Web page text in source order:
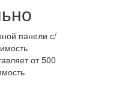
панели с/
от 500